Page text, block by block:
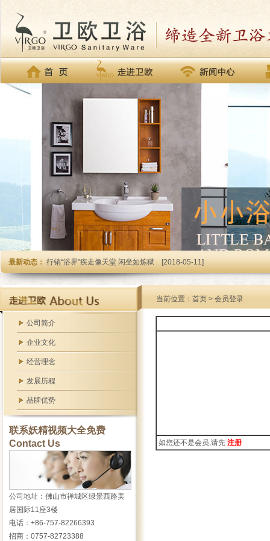
最新动态： 行销“浴界”疾走像天堂 闲坐如炼狱[2018-05-11]
公司简介
企业文化
经营理念
发展历程
品牌优势
联系妖精视频大全免费
Contact Us
公司地址：佛山市禅城区绿景西路美
居国际11座3楼
电话：+86-757-82266393
招商：0757-82723388
当前位置：首页 > 会员登录
如您还不是会员,请先 注册